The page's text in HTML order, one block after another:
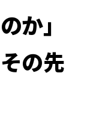
か」
の先